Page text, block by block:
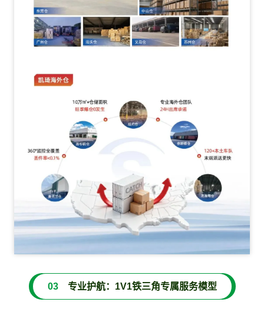
03 专业护航：1V1铁三角专属服务模型